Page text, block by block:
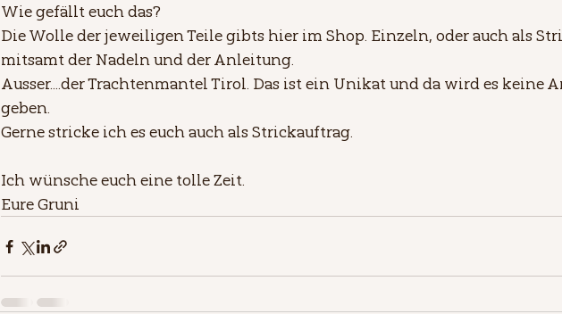
Wie gefällt euch das?
Die Wolle der jeweiligen Teile gibts hier im Shop. Einzeln, oder auch als
mitsamt der Nadeln und der Anleitung.
Ausser....der Trachtenmantel Tirol. Das ist ein Unikat und da wird es keine
geben.
Gerne stricke ich es euch auch als Strickauftrag.
Ich wünsche euch eine tolle Zeit.
Eure Gruni